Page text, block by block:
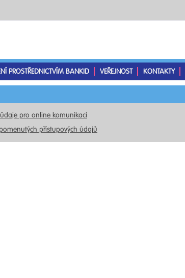
PROSTŘEDNICTVÍM BANKID VEŘEJNOST KONTAKTY
pro online komunikaci
přístupových údajů